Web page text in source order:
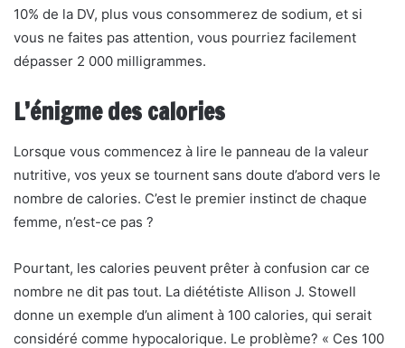
10% de la DV, plus vous consommerez de sodium, et si
vous ne faites pas attention, vous pourriez facilement
dépasser 2 000 milligrammes.
L’énigme des calories
Lorsque vous commencez à lire le panneau de la valeur
nutritive, vos yeux se tournent sans doute d’abord vers le
nombre de calories. C’est le premier instinct de chaque
femme, n’est-ce pas ?
Pourtant, les calories peuvent prêter à confusion car ce
nombre ne dit pas tout. La diététiste Allison J. Stowell
donne un exemple d’un aliment à 100 calories, qui serait
considéré comme hypocalorique. Le problème? « Ces 100